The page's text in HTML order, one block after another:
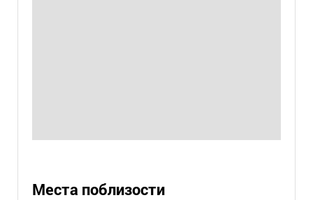
Места поблизости